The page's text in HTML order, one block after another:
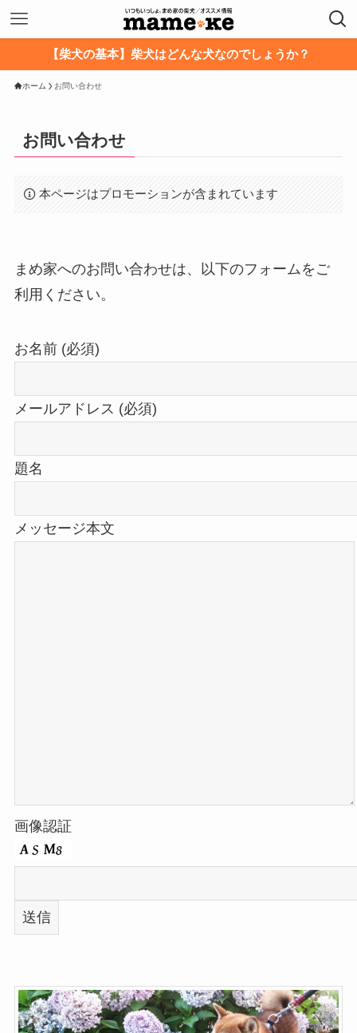
【柴犬の基本】柴犬はどんな犬なのでしょうか？
ホーム お問い合わせ
お問い合わせ
本ページはプロモーションが含まれています
まめ家へのお問い合わせは、以下のフォームをご
利用ください。
お名前 (必須)
メールアドレス (必須)
題名
メッセージ本文
画像認証
このフィールドは空のままにしてください。